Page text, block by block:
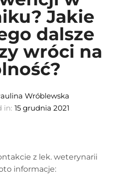
Jakie
dalsze
wróci na
Wróblewska
in: 15 grudnia 2021
z lek. weterynarii
informacje: